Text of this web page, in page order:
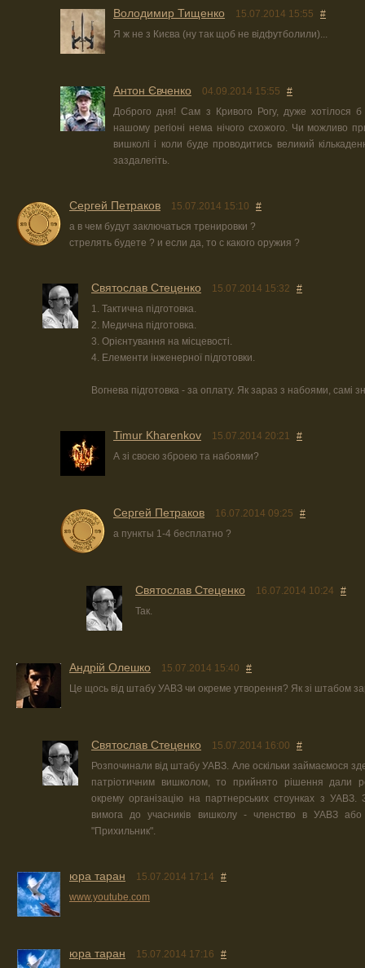
Володимир Тищенко 15.07.2014 15:55
#
Я ж не з Києва (ну так щоб не відфутболили)...
Антон Євченко 04.09.2014 15:55
#
Доброго дня! Сам з Кривого Рогу, дуже хотілося б
нашому регіоні нема нічого схожого. Чи можливо
вишколі і коли буде проводитись великий
заздалегіть.
Сергей Петраков 15.07.2014 15:10
#
а в чем будут заключаться тренировки ?
стрелять будете ? и если да, то с какого оружия ?
Святослав Стеценко 15.07.2014 15:32
#
1. Тактична підготовка.
2. Медична підготовка.
3. Орієнтування на місцевості.
4. Елементи інженерної підготовки.
Вогнева підготовка - за оплату. Як зараз з набоями, самі
Timur Kharenkov 15.07.2014 20:21
#
А зі своєю зброею та набоями?
Сергей Петраков 16.07.2014 09:25
#
а пункты 1-4 бесплатно ?
Святослав Стеценко 16.07.2014 10:24
#
Так.
Андрій Олешко 15.07.2014 15:40
#
Це щось від штабу УАВЗ чи окреме утворення? Як зі штабом
Святослав Стеценко 15.07.2014 16:00
#
Розпочинали від штабу УАВЗ. Але оскільки займаємося
патріотичним вишколом, то прийнято рішення дали
окрему організацію на партнерських стоунках з УАВЗ.
вимога до учасників вишколу - членство в УАВЗ або
"Прихильник".
юра таран 15.07.2014 17:14
#
www.youtube.com
юра таран 15.07.2014 17:16
#